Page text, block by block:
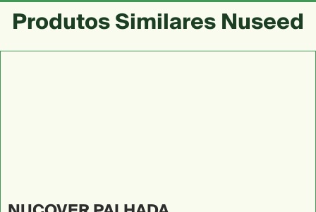
Produtos Similares Nuseed